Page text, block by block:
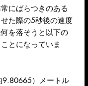
にばらつきのある
た際の5秒後の速度
を落そうと以下の
とになっていま
9.80665）メートル